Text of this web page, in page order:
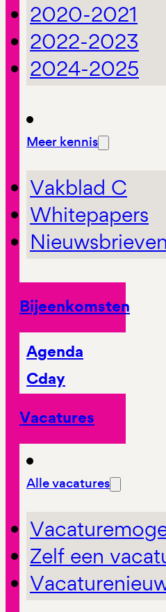
2020-2021
2022-2023
2024-2025
Meer kennis
Vakblad C
Whitepapers
Nieuwsbrieven
Bijeenkomsten
Agenda
Cday
Vacatures
Alle vacatures
Zelf een